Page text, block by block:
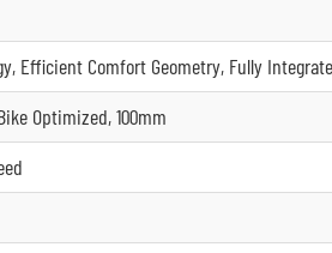
Efficient Comfort Geometry, Fully
Optimized, 100mm